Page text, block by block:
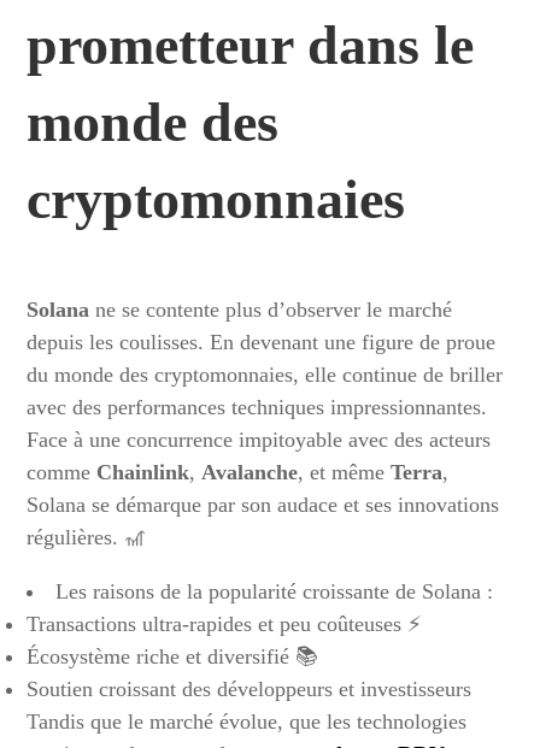
prometteur dans le
monde des
cryptomonnaies
Solana ne se contente plus d’observer le marché
depuis les coulisses. En devenant une figure de proue
du monde des cryptomonnaies, elle continue de briller
avec des performances techniques impressionnantes.
Face à une concurrence impitoyable avec des acteurs
comme Chainlink, Avalanche, et mêmeTerra,
Solana se démarque par son audace et ses innovations
régulières. 🎢
Les raisons de la popularité croissante de Solana :
Transactions ultra-rapides et peu coûteuses ⚡
Écosystème riche et diversifié 📚
Soutien croissant des développeurs et investisseurs
Tandis que le marché évolue, que les technologies